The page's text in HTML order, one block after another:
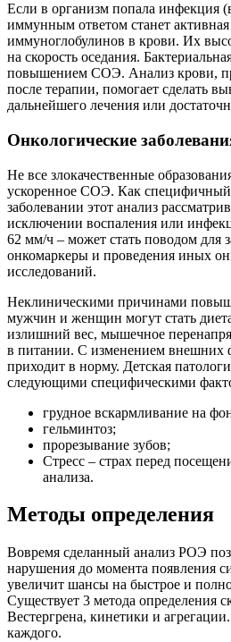
Если в организм попала инфекция
иммунным ответом станет
иммуноглобулинов в крови. Их
на скорость оседания.
повышением СОЭ. Анализ крови,
после терапии, помогает сделать
дальнейшего лечения или
Онкологические
Не все злокачественные
ускоренное СОЭ. Как
заболевании этот анализ
исключении воспаления или
62 мм/ч – может стать поводом для
онкомаркеры и проведения иных
исследований.
Неклиническими причинами
мужчин и женщин могут стать
излишний вес, мышечное
в питании. С изменением внешних
приходит в норму. Детская
следующими специфическими
грудное вскармливание на
гельминтоз;
прорезывание зубов;
Стресс – страх перед
анализа.
Методы определения
Вовремя сделанный анализ РОЭ
нарушения до момента появления
увеличит шансы на быстрое и
Существует 3 метода определения
Вестергрена, кинетики и
каждого.